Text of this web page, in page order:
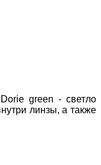
green - светло
линзы, а также